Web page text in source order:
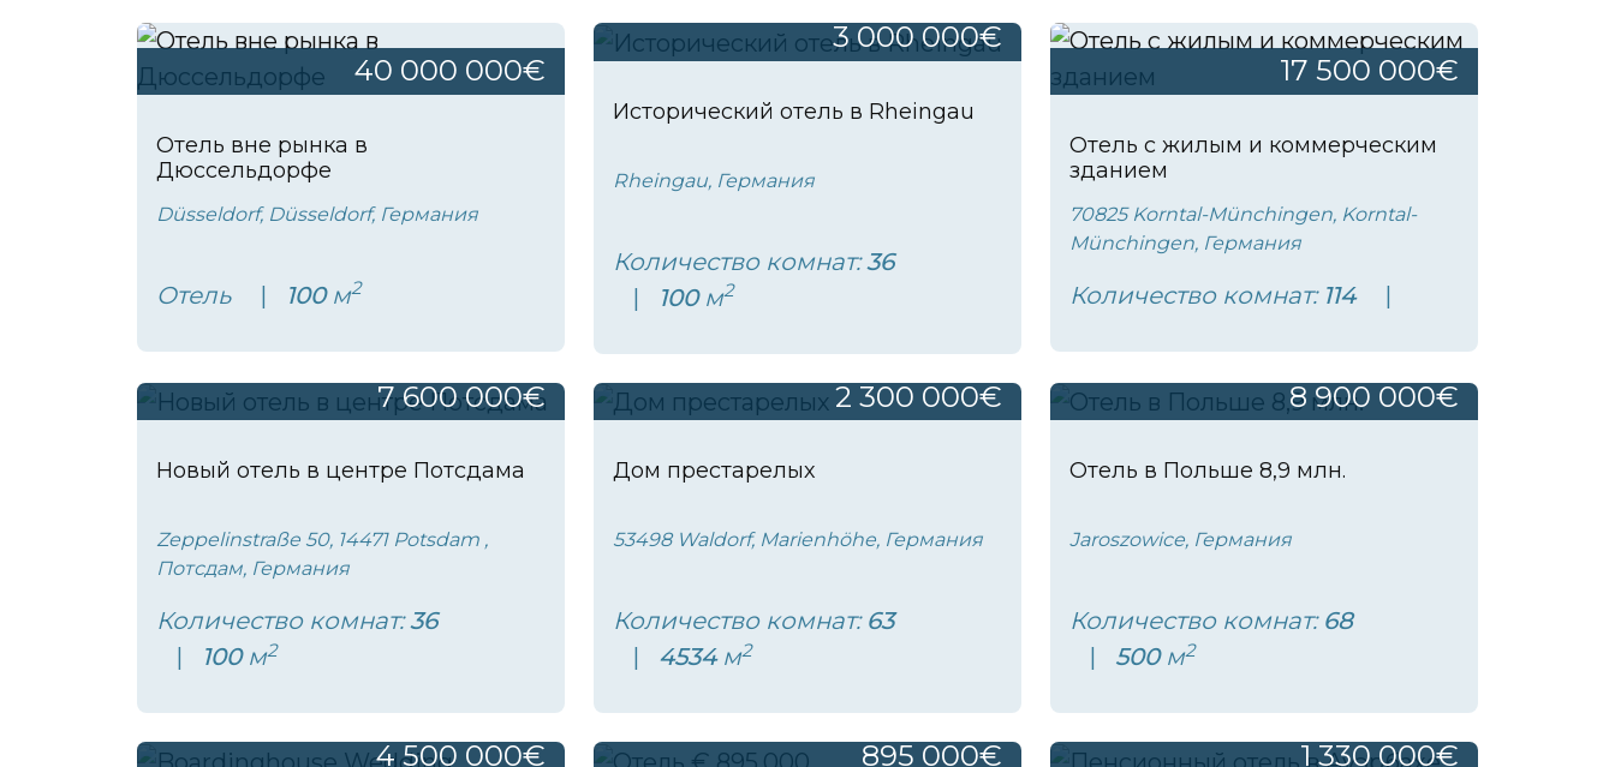
40 000 000€
Отель вне рынка в
Дюссельдорфе
Düsseldorf, Düsseldorf, Германия
Отель 100м2
3 000 000€
Исторический отель в Rheingau
Rheingau, Германия
Количество комнат:36
100м2
17 500 000€
Отель с жилым и коммерческим
зданием
70825 Korntal-Münchingen, Korntal-
Münchingen, Германия
Количество комнат: 114
7 600 000€
Новый отель в центре Потсдама
Zeppelinstraße 50, 14471 Potsdam ,
Потсдам, Германия
Количество комнат:36
100м2
2 300 000€
Дом престарелых
53498 Waldorf, Marienhöhe, Германия
Количество комнат: 63
4534м2
8 900 000€
Отель в Польше 8,9 млн.
Jaroszowice, Германия
Количество комнат: 68
500м2
4 500 000€ 895 000€ 1 330 000€